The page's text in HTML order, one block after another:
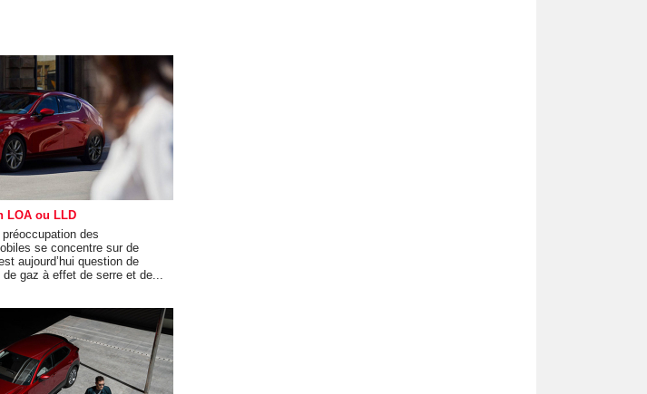
LOA ou LLD
des
se concentre sur de
aujourd’hui question de
gaz à effet de serre et de...